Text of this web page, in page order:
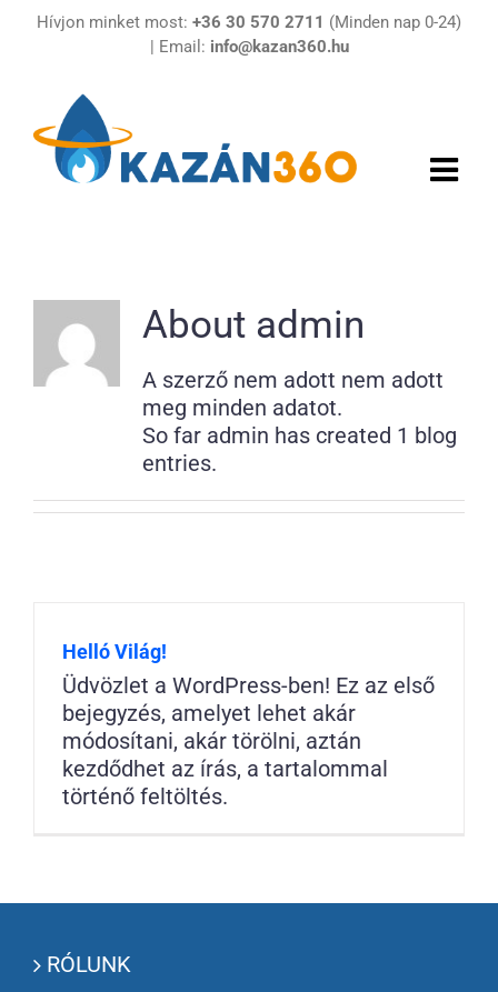
Kihagyás
Hívjon minket most: +36 30 570 2711 (Minden nap 0-24)
| Email: info@kazan360.hu
About admin
A szerző nem adott nem adott
meg minden adatot.
So far admin has created 1 blog
entries.
Helló Világ!
Üdvözlet a WordPress-ben! Ez az első
bejegyzés, amelyet lehet akár
módosítani, akár törölni, aztán
kezdődhet az írás, a tartalommal
történő feltöltés.
RÓLUNK